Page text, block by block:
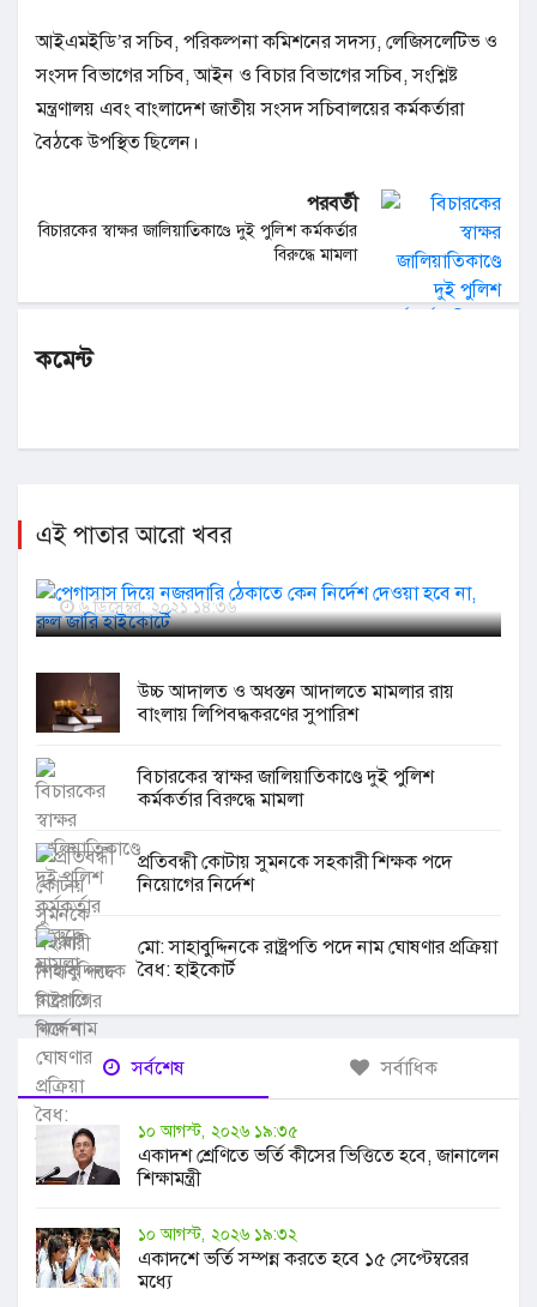
আইএমইডি’র সচিব, পরিকল্পনা কমিশনের সদস্য, লেজিসলেটিভ ও
সংসদ বিভাগের সচিব, আইন ও বিচার বিভাগের সচিব, সংশ্লিষ্ট
মন্ত্রণালয় এবং বাংলাদেশ জাতীয় সংসদ সচিবালয়ের কর্মকর্তারা
বৈঠকে উপস্থিত ছিলেন।
পরবর্তী
বিচারকের স্বাক্ষর জালিয়াতিকাণ্ডে দুই পুলিশ কর্মকর্তার
বিরুদ্ধে মামলা
কমেন্ট
এই পাতার আরো খবর
পেগাসাস দিয়ে নজরদারি ঠেকাতে কেন নির্দেশ দেওয়া হবে
৬ ডিসেম্বর, ২০২১ ১৪:৩৬
উচ্চ আদালত ও অধস্তন আদালতে মামলার রায়
বাংলায় লিপিবদ্ধকরণের সুপারিশ
বিচারকের স্বাক্ষর জালিয়াতিকাণ্ডে দুই পুলিশ
কর্মকর্তার বিরুদ্ধে মামলা
প্রতিবন্ধী কোটায় সুমনকে সহকারী শিক্ষক পদে
নিয়োগের নির্দেশ
মো: সাহাবুদ্দিনকে রাষ্ট্রপতি পদে নাম ঘোষণার প্রক্রিয়া
বৈধ: হাইকোর্ট
সর্বশেষ সর্বাধিক
১০ আগস্ট, ২০২৬ ১৯:৩৫
একাদশ শ্রেণিতে ভর্তি কীসের ভিত্তিতে হবে, জানালেন
শিক্ষামন্ত্রী
১০ আগস্ট, ২০২৬ ১৯:৩২
একাদশে ভর্তি সম্পন্ন করতে হবে ১৫ সেপ্টেম্বরের
মধ্যে